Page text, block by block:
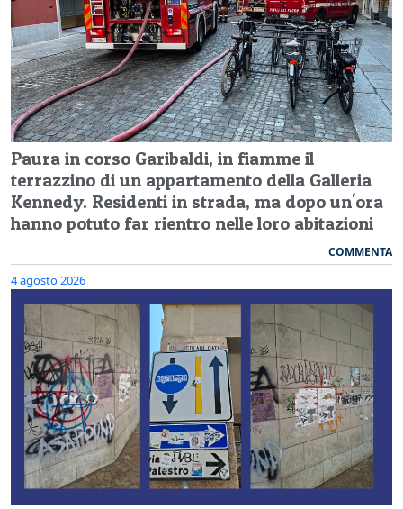
Paura in corso Garibaldi, in fiamme il
terrazzino di un appartamento della Galleria
Kennedy. Residenti in strada, ma dopo un'ora
hanno potuto far rientro nelle loro abitazioni
COMMENTA
4 agosto 2026